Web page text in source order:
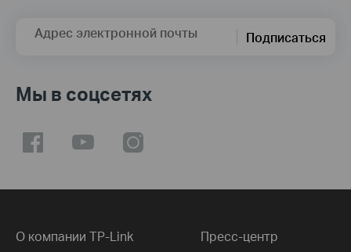
Адрес электронной почты Подписаться
Мы в соцсетях
О компании TP-Link Пресс-центр